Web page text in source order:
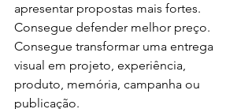
apresentar propostas mais fortes.
Consegue defender melhor preço.
Consegue transformar uma entrega
visual em projeto, experiência,
produto, memória, campanha ou
publicação.